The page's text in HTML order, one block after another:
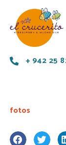
+ 942 25
fotos